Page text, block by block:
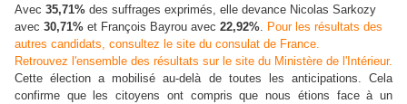
Avec 35,71% des suffrages exprimés, elle devance Nicolas Sarkozy
avec 30,71% et François Bayrou avec 22,92%. Pour les résultats des
autres candidats, consultez le site du consulat de France.
Retrouvez l'ensemble des résultats sur le site du Ministère de l'Intérieur.
Cette élection a mobilisé au-delà de toutes les anticipations. Cela
confirme que les citoyens ont compris que nous étions face à un